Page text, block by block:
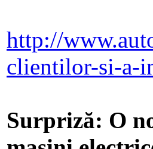
http://
clientilor-si-a-
Surpriză: O